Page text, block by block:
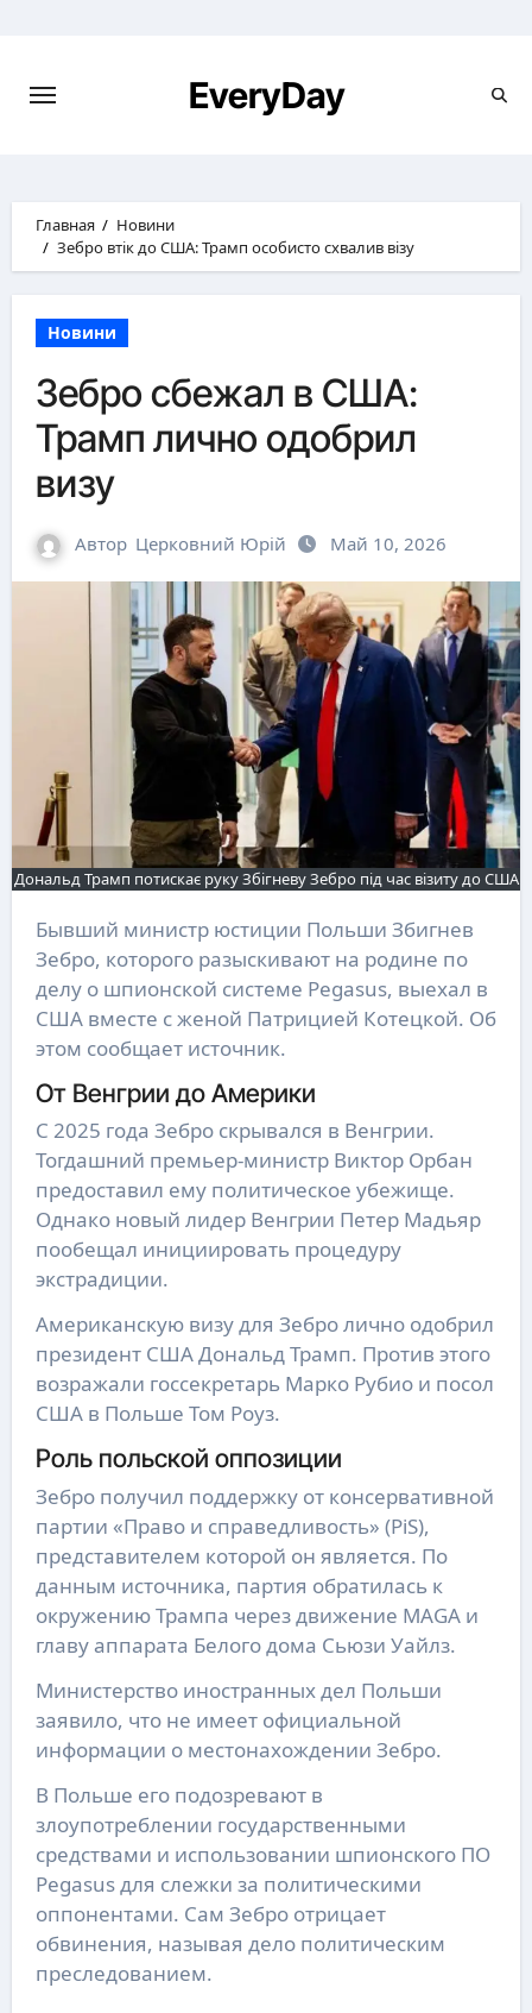
EveryDay
Главная
Новини
Зебро втік до США: Трамп особисто схвалив візу
Новини
Зебро сбежал в США:
Трамп лично одобрил
визу
Автор Церковний Юрій Май 10, 2026
Дональд Трамп потискає руку Збігневу Зебро під час візиту до США
Бывший министр юстиции Польши Збигнев
Зебро, которого разыскивают на родине по
делу о шпионской системе Pegasus, выехал в
США вместе с женой Патрицией Котецкой. Об
этом сообщает источник.
От Венгрии до Америки
С 2025 года Зебро скрывался в Венгрии.
Тогдашний премьер-министр Виктор Орбан
предоставил ему политическое убежище.
Однако новый лидер Венгрии Петер Мадьяр
пообещал инициировать процедуру
экстрадиции.
Американскую визу для Зебро лично одобрил
президент США Дональд Трамп. Против этого
возражали госсекретарь Марко Рубио и посол
США в Польше Том Роуз.
Роль польской оппозиции
Зебро получил поддержку от консервативной
партии «Право и справедливость» (PiS),
представителем которой он является. По
данным источника, партия обратилась к
окружению Трампа через движение MAGA и
главу аппарата Белого дома Сьюзи Уайлз.
Министерство иностранных дел Польши
заявило, что не имеет официальной
информации о местонахождении Зебро.
В Польше его подозревают в
злоупотреблении государственными
средствами и использовании шпионского ПО
Pegasus для слежки за политическими
оппонентами. Сам Зебро отрицает
обвинения, называя дело политическим
преследованием.